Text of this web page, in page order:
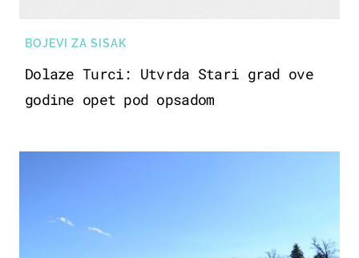
BOJEVI ZA SISAK
Dolaze Turci: Utvrda Stari grad ove
godine opet pod opsadom